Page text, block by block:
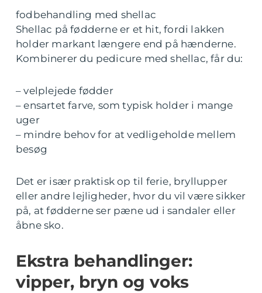
fodbehandling med shellac
Shellac på fødderne er et hit, fordi lakken
holder markant længere end på hænderne.
Kombinerer du pedicure med shellac, får du:
– velplejede fødder
– ensartet farve, som typisk holder i mange
uger
– mindre behov for at vedligeholde mellem
besøg
Det er især praktisk op til ferie, bryllupper
eller andre lejligheder, hvor du vil være sikker
på, at fødderne ser pæne ud i sandaler eller
åbne sko.
Ekstra behandlinger:
vipper, bryn og voks